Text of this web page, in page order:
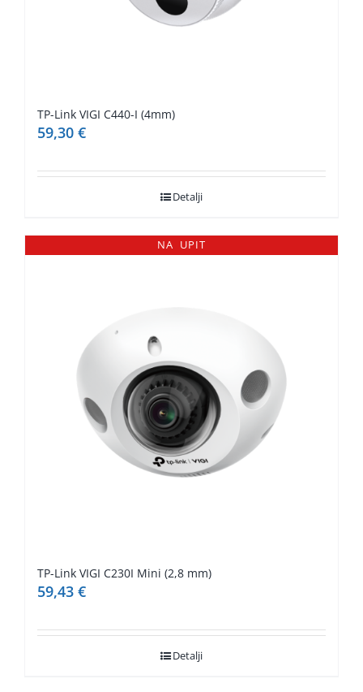
TP-Link VIGI C440-I (4mm)
59,30 €
Detalji
NA UPIT
TP-Link VIGI C230I Mini (2,8 mm)
59,43 €
Detalji